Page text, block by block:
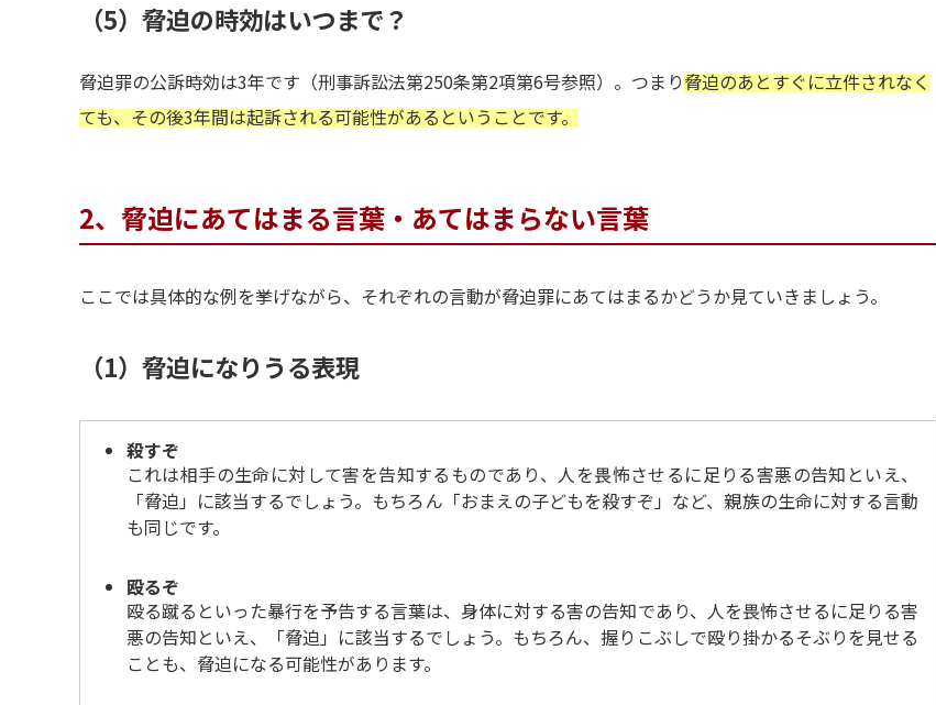
（5）脅迫の時効はいつまで？
脅迫罪の公訴時効は3年です（刑事訴訟法第250条第2項第6号参照）。つまり脅迫のあとすぐに立件されなく
ても、その後3年間は起訴される可能性があるということです。
2、脅迫にあてはまる言葉・あてはまらない言葉
ここでは具体的な例を挙げながら、それぞれの言動が脅迫罪にあてはまるかどうか見ていきましょう。
（1）脅迫になりうる表現
殺すぞ
これは相手の生命に対して害を告知するものであり、人を畏怖させるに足りる害悪の告知といえ、
「脅迫」に該当するでしょう。もちろん「おまえの子どもを殺すぞ」など、親族の生命に対する言動
も同じです。
殴るぞ
殴る蹴るといった暴行を予告する言葉は、身体に対する害の告知であり、人を畏怖させるに足りる害
悪の告知といえ、「脅迫」に該当するでしょう。もちろん、握りこぶしで殴り掛かるそぶりを見せる
ことも、脅迫になる可能性があります。